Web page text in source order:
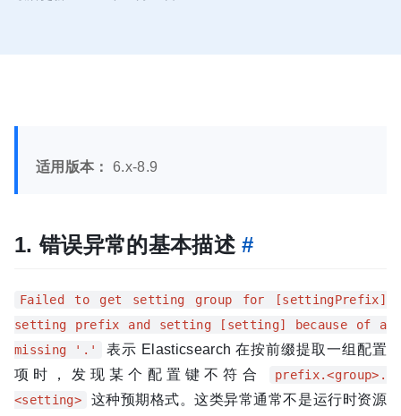
适用版本： 6.x-8.9
1. 错误异常的基本描述#
Failed to get setting group for [settingPrefix]
setting prefix and setting [setting] because of a
missing '.'
表示 Elasticsearch 在按前缀提取一组配置
项时，发现某个配置键不符合
prefix.<group>.
<setting>
这种预期格式。这类异常通常不是运行时资源